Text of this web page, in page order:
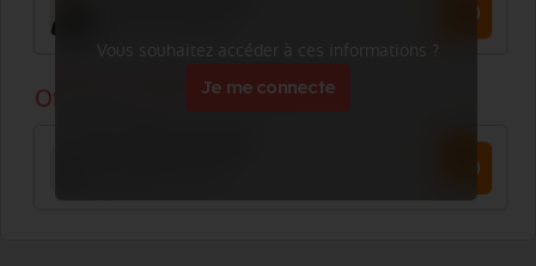
Vous souhaitez accéder à ces informations ?
Je me connecte